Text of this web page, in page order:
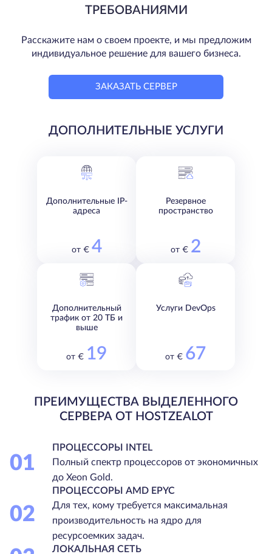
ТРЕБОВАНИЯМИ
Расскажите нам о своем проекте, и мы предложим
индивидуальное решение для вашего бизнеса.
ЗАКАЗАТЬ СЕРВЕР
ДОПОЛНИТЕЛЬНЫЕ УСЛУГИ
Дополнительные IP-
адреса
от € 4
Резервное
пространство
от € 2
Дополнительный
трафик от 20 ТБ и
выше
от € 19
Услуги DevOps
от € 67
ПРЕИМУЩЕСТВА ВЫДЕЛЕННОГО
СЕРВЕРА ОТ HOSTZEALOT
01
ПРОЦЕССОРЫ INTEL
Полный спектр процессоров от экономичных
до Xeon Gold.
02
ПРОЦЕССОРЫ AMD EPYC
Для тех, кому требуется максимальная
производительность на ядро для
ресурсоемких задач.
ЛОКАЛЬНАЯ СЕТЬ